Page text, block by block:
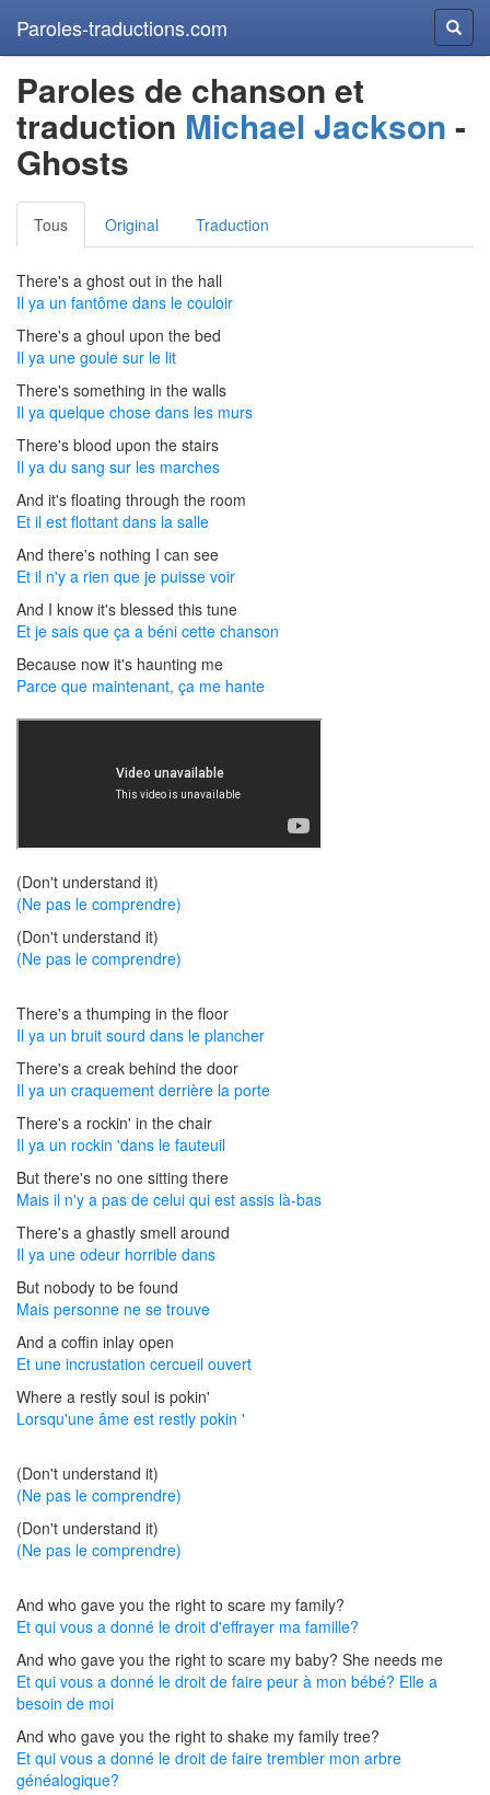
Paroles-traductions.com
Paroles de chanson et
traduction Michael Jackson -
Ghosts
Tous Original Traduction
There's a ghost out in the hall
Il ya un fantôme dans le couloir
There's a ghoul upon the bed
Il ya une goule sur le lit
There's something in the walls
Il ya quelque chose dans les murs
There's blood upon the stairs
Il ya du sang sur les marches
And it's floating through the room
Et il est flottant dans la salle
And there's nothing I can see
Et il n'y a rien que je puisse voir
And I know it's blessed this tune
Et je sais que ça a béni cette chanson
Because now it's haunting me
Parce que maintenant, ça me hante
(Don't understand it)
(Ne pas le comprendre)
(Don't understand it)
(Ne pas le comprendre)
There's a thumping in the floor
Il ya un bruit sourd dans le plancher
There's a creak behind the door
Il ya un craquement derrière la porte
There's a rockin' in the chair
Il ya un rockin 'dans le fauteuil
But there's no one sitting there
Mais il n'y a pas de celui qui est assis là-bas
There's a ghastly smell around
Il ya une odeur horrible dans
But nobody to be found
Mais personne ne se trouve
And a coffin inlay open
Et une incrustation cercueil ouvert
Where a restly soul is pokin'
Lorsqu'une âme est restly pokin '
(Don't understand it)
(Ne pas le comprendre)
(Don't understand it)
(Ne pas le comprendre)
And who gave you the right to scare my family?
Et qui vous a donné le droit d'effrayer ma famille?
And who gave you the right to scare my baby? She needs me
Et qui vous a donné le droit de faire peur à mon bébé? Elle a
besoin de moi
And who gave you the right to shake my family tree?
Et qui vous a donné le droit de faire trembler mon arbre
généalogique?